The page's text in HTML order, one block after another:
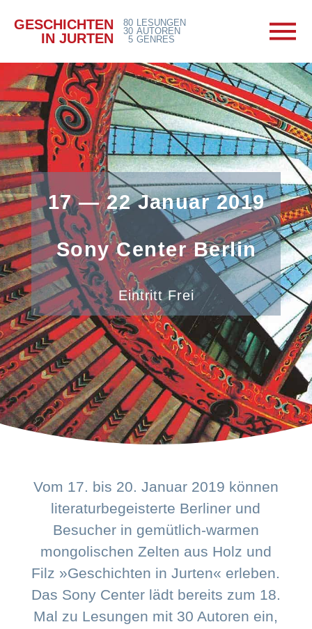
GESCHICHTEN
IN JURTEN
80
30
5
LESUNGEN
AUTOREN
GENRES
17 — 22 Januar 2019
Sony Center Berlin
Eintritt Frei
Vom 17. bis 20. Januar 2019 können
literaturbegeisterte Berliner und
Besucher in gemütlich-warmen
mongolischen Zelten aus Holz und
Filz »Geschichten in Jurten« erleben.
Das Sony Center lädt bereits zum 18.
Mal zu Lesungen mit 30 Autoren ein,